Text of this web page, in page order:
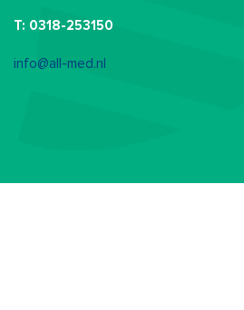
T: 0318-253150
info@all-med.nl